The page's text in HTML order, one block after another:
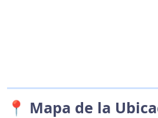
📍 Mapa de la